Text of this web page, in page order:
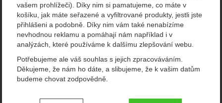
vašem prohlížeči). Díky nim si pamatujeme, co máte v
košíku, jak máte seřazené a vyfiltrované produkty, jestli jste
přihlášeni a podobně. Díky nim vám také nenabízíme
nevhodnou reklamu a pomáhají nám například i v
analýzách, které používáme k dalšímu zlepšování webu.
Potřebujeme ale váš souhlas s jejich zpracováváním.
Děkujeme, že nám ho dáte, a slibujeme, že k vašim datům
budeme chovat zodpovědně.
Nastavení souhlasů s kategoriemi
V lezení a zejména tom tradičním budete vždy potřebovat šité
smyčky. V tradičních oblastech jako je Vysočina, Rabštejn.... se
vždy hodí prodloužit jištění pokud je mimo linii nebo kruh je
umístěn pod převisem. Stejně se využijí i při lezení v horách.
Filtrování podle parametrů
CENA (KČ)